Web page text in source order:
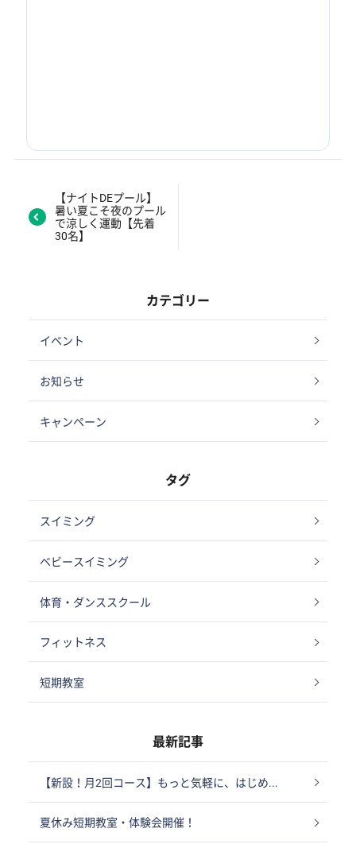
【ナイトDEプール】
暑い夏こそ夜のプール
で涼しく運動【先着
30名】
カテゴリー
イベント
お知らせ
キャンペーン
タグ
スイミング
ベビースイミング
体育・ダンススクール
フィットネス
短期教室
最新記事
【新設！月2回コース】もっと気軽に、はじめ...
夏休み短期教室・体験会開催！